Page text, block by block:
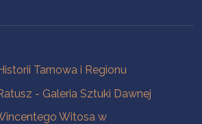
Tarnowa i Regionu
- Galeria Sztuki Dawnej
Witosa w